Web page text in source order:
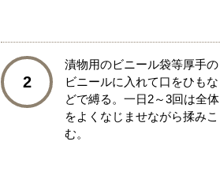
2
漬物用のビニール袋等厚手の
ビニールに入れて口をひもな
どで縛る。一日2～3回は全体
をよくなじませながら揉みこ
む。